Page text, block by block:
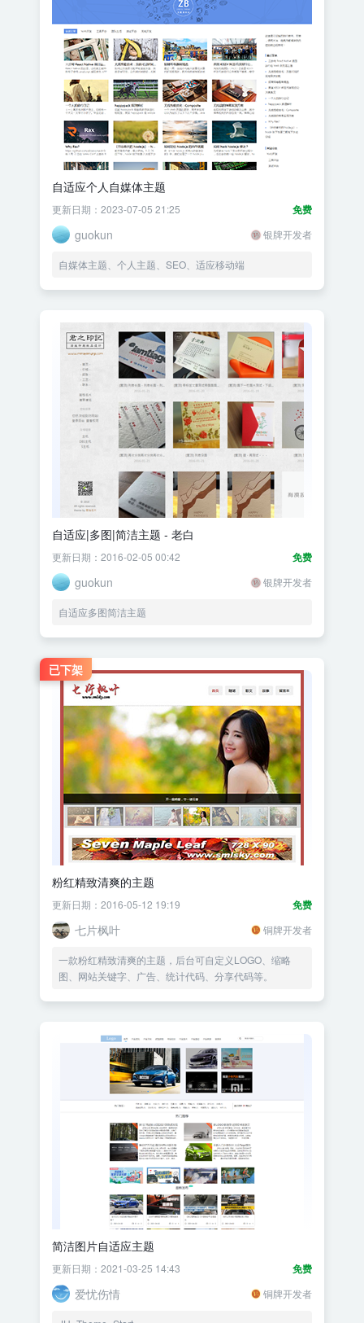
自适应个人自媒体主题
免费
更新日期：2023-07-05 21:25
guokun 银牌开发者
自媒体主题、个人主题、SEO、适应移动端
自适应|多图|简洁主题 - 老白
免费
更新日期：2016-02-05 00:42
guokun 银牌开发者
自适应多图简洁主题
已下架
粉红精致清爽的主题
免费
更新日期：2016-05-12 19:19
七片枫叶 铜牌开发者
一款粉红精致清爽的主题，后台可自定义LOGO、缩略
图、网站关键字、广告、统计代码、分享代码等。
简洁图片自适应主题
免费
更新日期：2021-03-25 14:43
爱忧伤情 铜牌开发者